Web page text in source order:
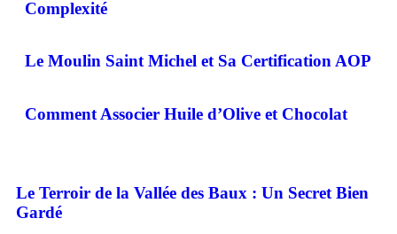
Complexité
Le Moulin Saint Michel et Sa Certification AOP
Comment Associer Huile d’Olive et Chocolat
Le Terroir de la Vallée des Baux : Un Secret Bien
Gardé